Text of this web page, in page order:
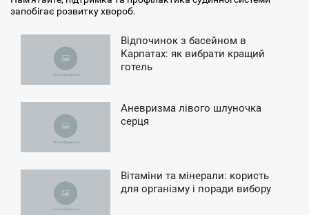
запобігає розвитку хвороб.
Відпочинок з басейном в
Карпатах: як вибрати кращий
готель
Аневризма лівого шлуночка
серця
Вітаміни та мінерали: користь
для організму і поради вибору